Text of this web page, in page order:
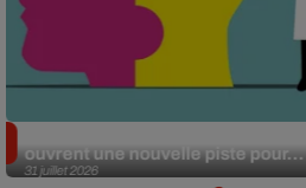
31 juillet 2026
ouvrent une nouvelle piste pour...